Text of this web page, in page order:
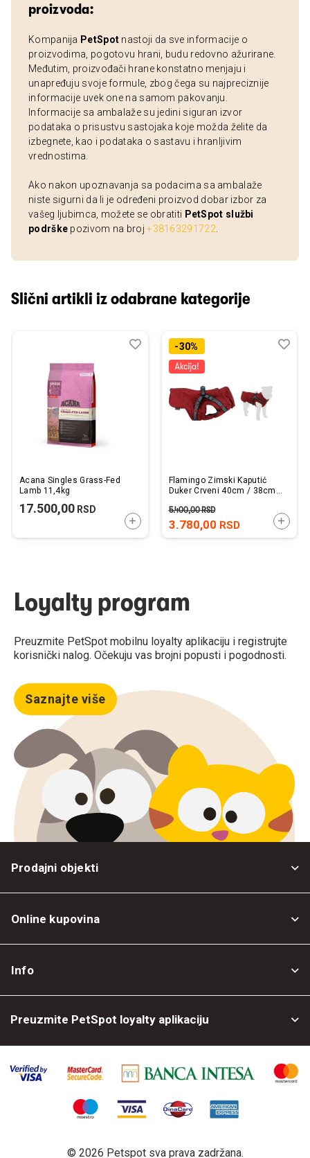
proizvoda:
Kompanija PetSpot nastoji da sve informacije o
proizvodima, pogotovu hrani, budu redovno ažurirane.
Međutim, proizvođači hrane konstatno menjaju i
unapređuju svoje formule, zbog čega su najpreciznije
informacije uvek one na samom pakovanju.
Informacije sa ambalaže su jedini siguran izvor
podataka o prisustvu sastojaka koje možda želite da
izbegnete, kao i podataka o sastavu i hranljivim
vrednostima.
Ako nakon upoznavanja sa podacima sa ambalaže
niste sigurni da li je određeni proizvod dobar izbor za
vašeg ljubimca, možete se obratiti PetSpot službi
podrške pozivom na broj+38163291722
Slični artikli iz odabrane kategorije
Acana Singles Grass-Fed
Lamb 11,4kg
17.500,00 RSD
DODAJTE U KORPU
Dodaj
Uporedi-30%
Flamingo Zimski Kaputić
Duker Crveni 40cm / 38cm /
3.780,00 RSD
5.400,00RSD
Loyalty program
Preuzmite PetSpot mobilnu loyalty aplikaciju i registrujte
korisnički nalog. Očekuju vas brojni popusti i pogodnosti.
Saznajte više
Prodajni objekti
Online kupovina
Info
Preuzmite PetSpot loyalty aplikaciju
© 2026 Petspot sva prava zadržana.